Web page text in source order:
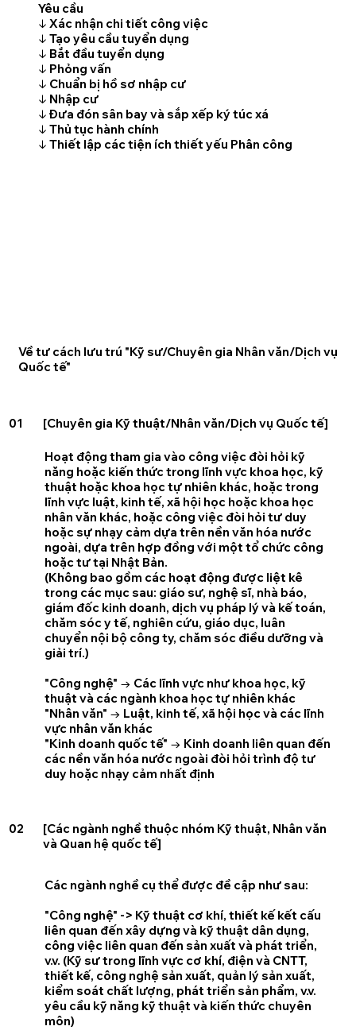
Yêu cầu
↓ Xác nhận chi tiết công việc
↓ Tạo yêu cầu tuyển dụng
↓ Bắt đầu tuyển dụng
↓ Phỏng vấn
↓ Chuẩn bị hồ sơ nhập cư
↓ Nhập cư
↓ Đưa đón sân bay và sắp xếp ký túc xá
↓ Thủ tục hành chính
↓ Thiết lập các tiện ích thiết yếu Phân công
Về tư cách lưu trú "Kỹ sư/Chuyên gia Nhân văn/Dịch vụ
Quốc tế"
01 [Chuyên gia Kỹ thuật/Nhân văn/Dịch vụ Quốc tế]
Hoạt động tham gia vào công việc đòi hỏi kỹ
năng hoặc kiến thức trong lĩnh vực khoa học, kỹ
thuật hoặc khoa học tự nhiên khác, hoặc trong
lĩnh vực luật, kinh tế, xã hội học hoặc khoa học
nhân văn khác, hoặc công việc đòi hỏi tư duy
hoặc sự nhạy cảm dựa trên nền văn hóa nước
ngoài, dựa trên hợp đồng với một tổ chức công
hoặc tư tại Nhật Bản.
(Không bao gồm các hoạt động được liệt kê
trong các mục sau: giáo sư, nghệ sĩ, nhà báo,
giám đốc kinh doanh, dịch vụ pháp lý và kế toán,
chăm sóc y tế, nghiên cứu, giáo dục, luân
chuyển nội bộ công ty, chăm sóc điều dưỡng và
giải trí.)
"Công nghệ" → Các lĩnh vực như khoa học, kỹ
thuật và các ngành khoa học tự nhiên khác
"Nhân văn" → Luật, kinh tế, xã hội học và các lĩnh
vực nhân văn khác
"Kinh doanh quốc tế" → Kinh doanh liên quan đến
các nền văn hóa nước ngoài đòi hỏi trình độ tư
duy hoặc nhạy cảm nhất định
02
[Các ngành nghề thuộc nhóm Kỹ thuật, Nhân văn
và Quan hệ quốc tế]
Các ngành nghề cụ thể được đề cập như sau:
"Công nghệ" -> Kỹ thuật cơ khí, thiết kế kết cấu
liên quan đến xây dựng và kỹ thuật dân dụng,
công việc liên quan đến sản xuất và phát triển,
v.v. (Kỹ sư trong lĩnh vực cơ khí, điện và CNTT,
thiết kế, công nghệ sản xuất, quản lý sản xuất,
kiểm soát chất lượng, phát triển sản phẩm, v.v.
yêu cầu kỹ năng kỹ thuật và kiến thức chuyên
môn)